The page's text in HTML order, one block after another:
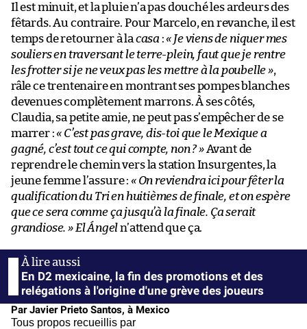
Il est minuit, et la pluie n’a pas douché les ardeurs des
fêtards. Au contraire. Pour Marcelo, en revanche, il est
temps de retourner à la casa :« Je viens de niquer mes
souliers en traversant le terre-plein, faut que je rentre
les frotter si je ne veux pas les mettre à la poubelle»,
râle ce trentenaire en montrant ses pompes blanches
devenues complètement marrons. À ses côtés,
Claudia, sa petite amie, ne peut pas s’empêcher de se
marrer :« C’est pas grave, dis-toi que le Mexique a
gagné, c’est tout ce qui compte, non ?»Avant de
reprendre le chemin vers la station Insurgentes, la
jeune femme l’assure : « On reviendra ici pour fêter la
qualification du Tri en huitièmes de finale, et on espère
que ce sera comme ça jusqu’à la finale. Ça serait
grandiose.» El Ángeln’attend que ça.
En D2 mexicaine, la fin des promotions et des
relégations à l'origine d'une grève des joueurs
Par Javier Prieto Santos, à Mexico
Tous propos recueillis par